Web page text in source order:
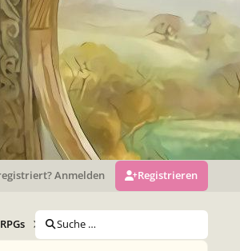
Anmelden Registrieren
Die Strassen von Manhattan
Suche …